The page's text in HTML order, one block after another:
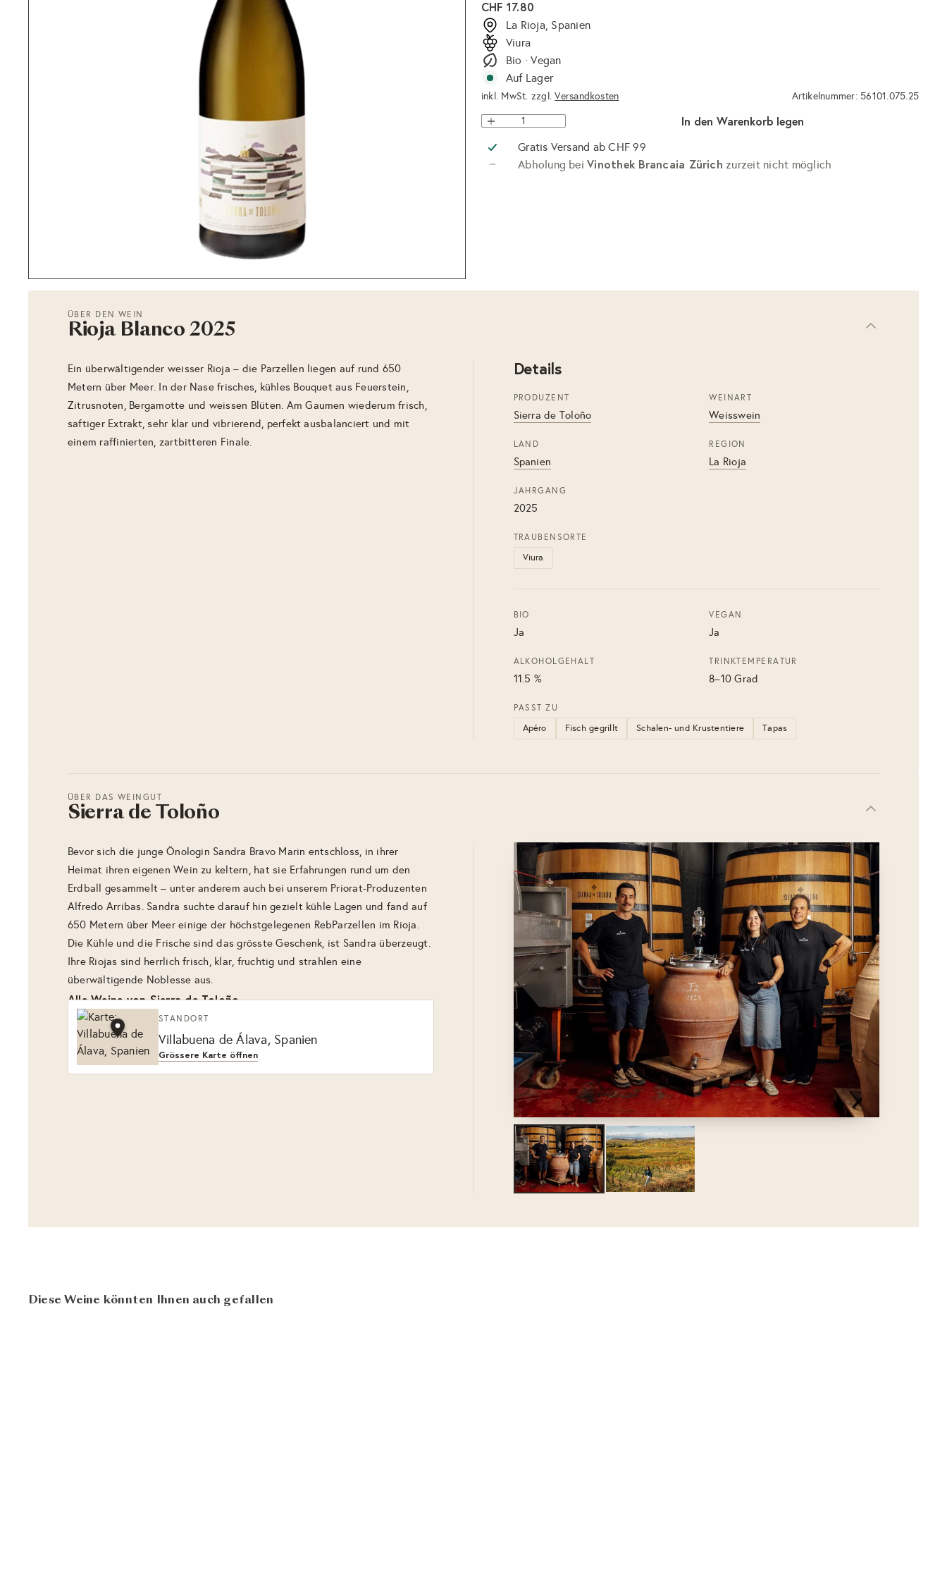
Normaler
Preis
CHF 17.80
La Rioja, Spanien
Viura
Bio · Vegan
Auf Lager
inkl. MwSt. zzgl.Versandkosten Artikelnummer: 56101.075.25
In den Warenkorb legen
Gratis Versand ab CHF 99
Abholung beiVinothek Brancaia Zürich zurzeit nicht möglich
ÜBER DEN WEIN
Rioja Blanco 2025
Ein überwältigender weisser Rioja – die Parzellen liegen auf rund 650
Metern über Meer. In der Nase frisches, kühles Bouquet aus Feuerstein,
Zitrusnoten, Bergamotte und weissen Blüten. Am Gaumen wiederum frisch,
saftiger Extrakt, sehr klar und vibrierend, perfekt ausbalanciert und mit
einem raffinierten, zartbitteren Finale.
Details
PRODUZENT
Sierra de Toloño
WEINART
Weisswein
LAND
Spanien
REGION
La Rioja
JAHRGANG
2025
TRAUBENSORTE
Viura
BIO
Ja
VEGAN
Ja
ALKOHOLGEHALT
11.5 %
TRINKTEMPERATUR
8–10 Grad
PASST ZU
Apéro Fisch gegrillt Schalen- und Krustentiere Tapas
ÜBER DAS WEINGUT
Sierra de Toloño
Bevor sich die junge Önologin Sandra Bravo Marin entschloss, in ihrer
Heimat ihren eigenen Wein zu keltern, hat sie Erfahrungen rund um den
Erdball gesammelt – unter anderem auch bei unserem Priorat-Produzenten
Alfredo Arribas. Sandra suchte darauf hin gezielt kühle Lagen und fand auf
650 Metern über Meer einige der höchstgelegenen RebParzellen im Rioja.
Die Kühle und die Frische sind das grösste Geschenk, ist Sandra überzeugt.
Ihre Riojas sind herrlich frisch, klar, fruchtig und strahlen eine
überwältigende Noblesse aus.
Alle Weine von Sierra de Toloño
STANDORT
Villabuena de Álava, Spanien
Grössere Karte öffnen
Diese Weine könnten Ihnen auch gefallen